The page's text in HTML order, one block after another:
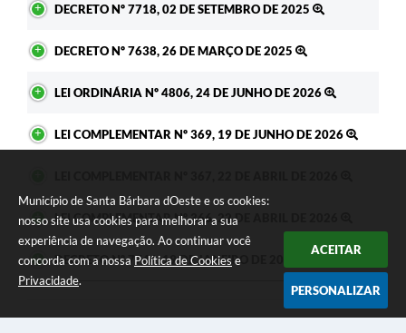
Município de Santa Bárbara dOeste e os cookies:
nosso site usa cookies para melhorar a sua
experiência de navegação. Ao continuar você
concorda com a nossa Política de Cookies e
Privacidade.
ACEITAR
PERSONALIZAR
DECRETO Nº 7718, 02 DE SETEMBRO DE 2025
DECRETO Nº 7638, 26 DE MARÇO DE 2025
LEI ORDINÁRIA Nº 4806, 24 DE JUNHO DE 2026
LEI COMPLEMENTAR Nº 369, 19 DE JUNHO DE 2026
LEI COMPLEMENTAR Nº 366, 22 DE ABRIL DE 2026
DECRETO Nº 7744, 19 DE JANEIRO DE 2026